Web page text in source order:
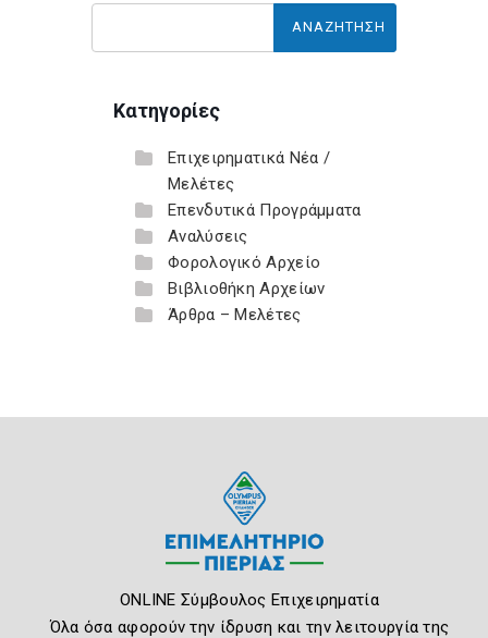
Κατηγορίες
Επιχειρηματικά Νέα /
Μελέτες
Επενδυτικά Προγράμματα
Αναλύσεις
Φορολογικό Αρχείο
Βιβλιοθήκη Αρχείων
Άρθρα – Μελέτες
ONLINE Σύμβουλος Επιχειρηματία
Όλα όσα αφορούν την ίδρυση και την λειτουργία της